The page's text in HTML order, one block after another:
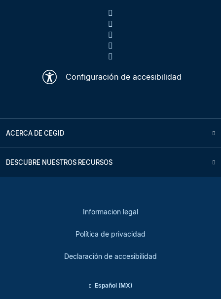
Configuración de accesibilidad
ACERCA DE CEGID
DESCUBRE NUESTROS RECURSOS
Informacion legal
Política de privacidad
Declaración de accesibilidad
Español (MX)